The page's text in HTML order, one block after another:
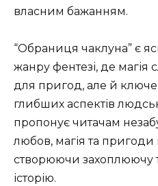
власним бажанням.
“Обраниця чаклуна” є
жанру фентезі, де
для пригод, але й
глибших аспектів
пропонує читачам
любов, магія та пригоди
створюючи захоплюючу
історію.